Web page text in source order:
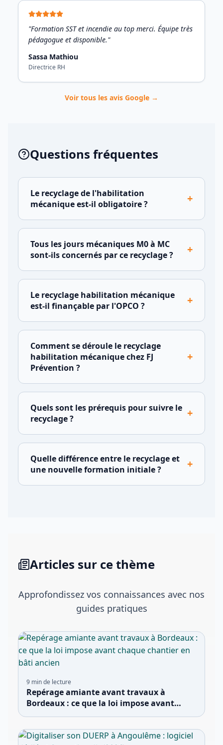
"Formation SST et incendie au top merci. Équipe très
pédagogue et disponible."
Sassa Mathiou
Directrice RH
Voir tous les avis Google →
Questions fréquentes
Le recyclage de l'habilitation
mécanique est-il obligatoire ?
+
Tous les jours mécaniques M0 à MC
sont-ils concernés par ce recyclage ?
+
Le recyclage habilitation mécanique
est-il finançable par l'OPCO ?
+
Comment se déroule le recyclage
habilitation mécanique chez FJ
Prévention ?
+
Quels sont les prérequis pour suivre le
recyclage ?
+
Quelle différence entre le recyclage et
une nouvelle formation initiale ?
+
Articles sur ce thème
Approfondissez vos connaissances avec nos
guides pratiques
9 min de lecture
Repérage amiante avant travaux à
Bordeaux : ce que la loi impose avant
chaque chantier en bâti ancien